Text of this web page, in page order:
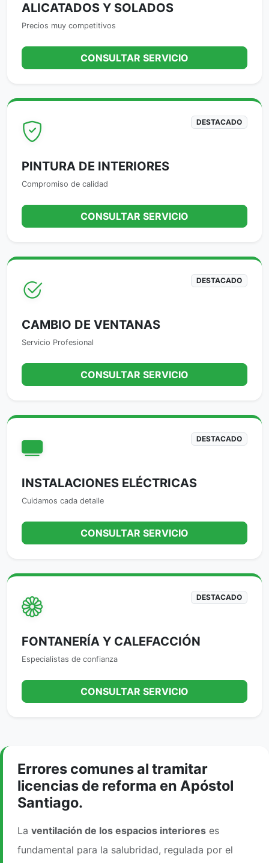
ALICATADOS Y SOLADOS
Precios muy competitivos
CONSULTAR SERVICIO
DESTACADO
PINTURA DE INTERIORES
Compromiso de calidad
CONSULTAR SERVICIO
DESTACADO
CAMBIO DE VENTANAS
Servicio Profesional
CONSULTAR SERVICIO
DESTACADO
INSTALACIONES ELÉCTRICAS
Cuidamos cada detalle
CONSULTAR SERVICIO
DESTACADO
FONTANERÍA Y CALEFACCIÓN
Especialistas de confianza
CONSULTAR SERVICIO
Errores comunes al tramitar
licencias de reforma en Apóstol
Santiago.
La ventilación de los espacios interiores es
fundamental para la salubridad, regulada por el